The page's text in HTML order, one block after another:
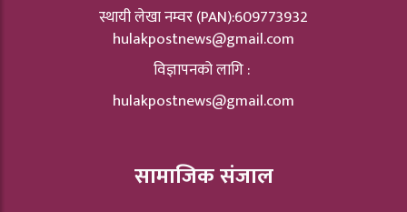
स्थायी लेखा नम्वर (PAN):609773932
hulakpostnews@gmail.com
विज्ञापनको लागि :
hulakpostnews@gmail.com
सामाजिक संजाल